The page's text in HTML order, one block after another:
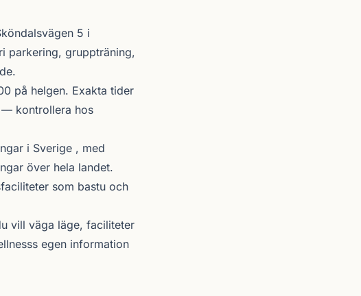
5 i
parkering, gruppträning,
på helgen. Exakta tider
— kontrollera hos
i Sverige , med
över hela landet.
som bastu och
vill väga läge, faciliteter
egen information